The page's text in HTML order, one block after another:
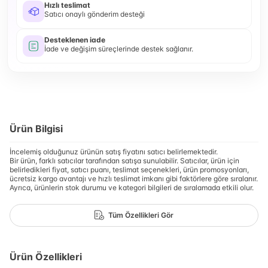
Hızlı teslimat
Satıcı onaylı gönderim desteği
Desteklenen iade
İade ve değişim süreçlerinde destek sağlanır.
Ürün Bilgisi
İncelemiş olduğunuz ürünün satış fiyatını satıcı belirlemektedir.
Bir ürün, farklı satıcılar tarafından satışa sunulabilir. Satıcılar, ürün için
belirledikleri fiyat, satıcı puanı, teslimat seçenekleri, ürün promosyonları,
ücretsiz kargo avantajı ve hızlı teslimat imkanı gibi faktörlere göre sıralanır.
Ayrıca, ürünlerin stok durumu ve kategori bilgileri de sıralamada etkili olur.
Tüm Özellikleri Gör
Ürün Özellikleri